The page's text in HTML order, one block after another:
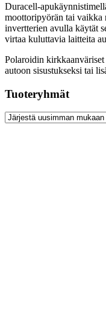
Duracell-
moottoripyörän tai vaikka
invertterien avulla käytät
virtaa kuluttavia laitteita
Polaroidin
autoon sisustukseksi tai
Tuoteryhmät